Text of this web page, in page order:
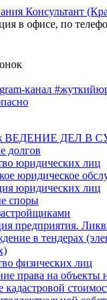
в офисе, по
канал
ВЕДЕНИЕ ДЕЛ В
долгов
юридических лиц
юридическое
юридических лиц
споры
предприятия.
в тендерах
физических лиц
права на объекты